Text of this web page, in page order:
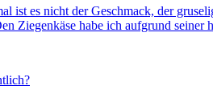
ist es nicht der Geschmack, der
Ziegenkäse habe ich aufgrund